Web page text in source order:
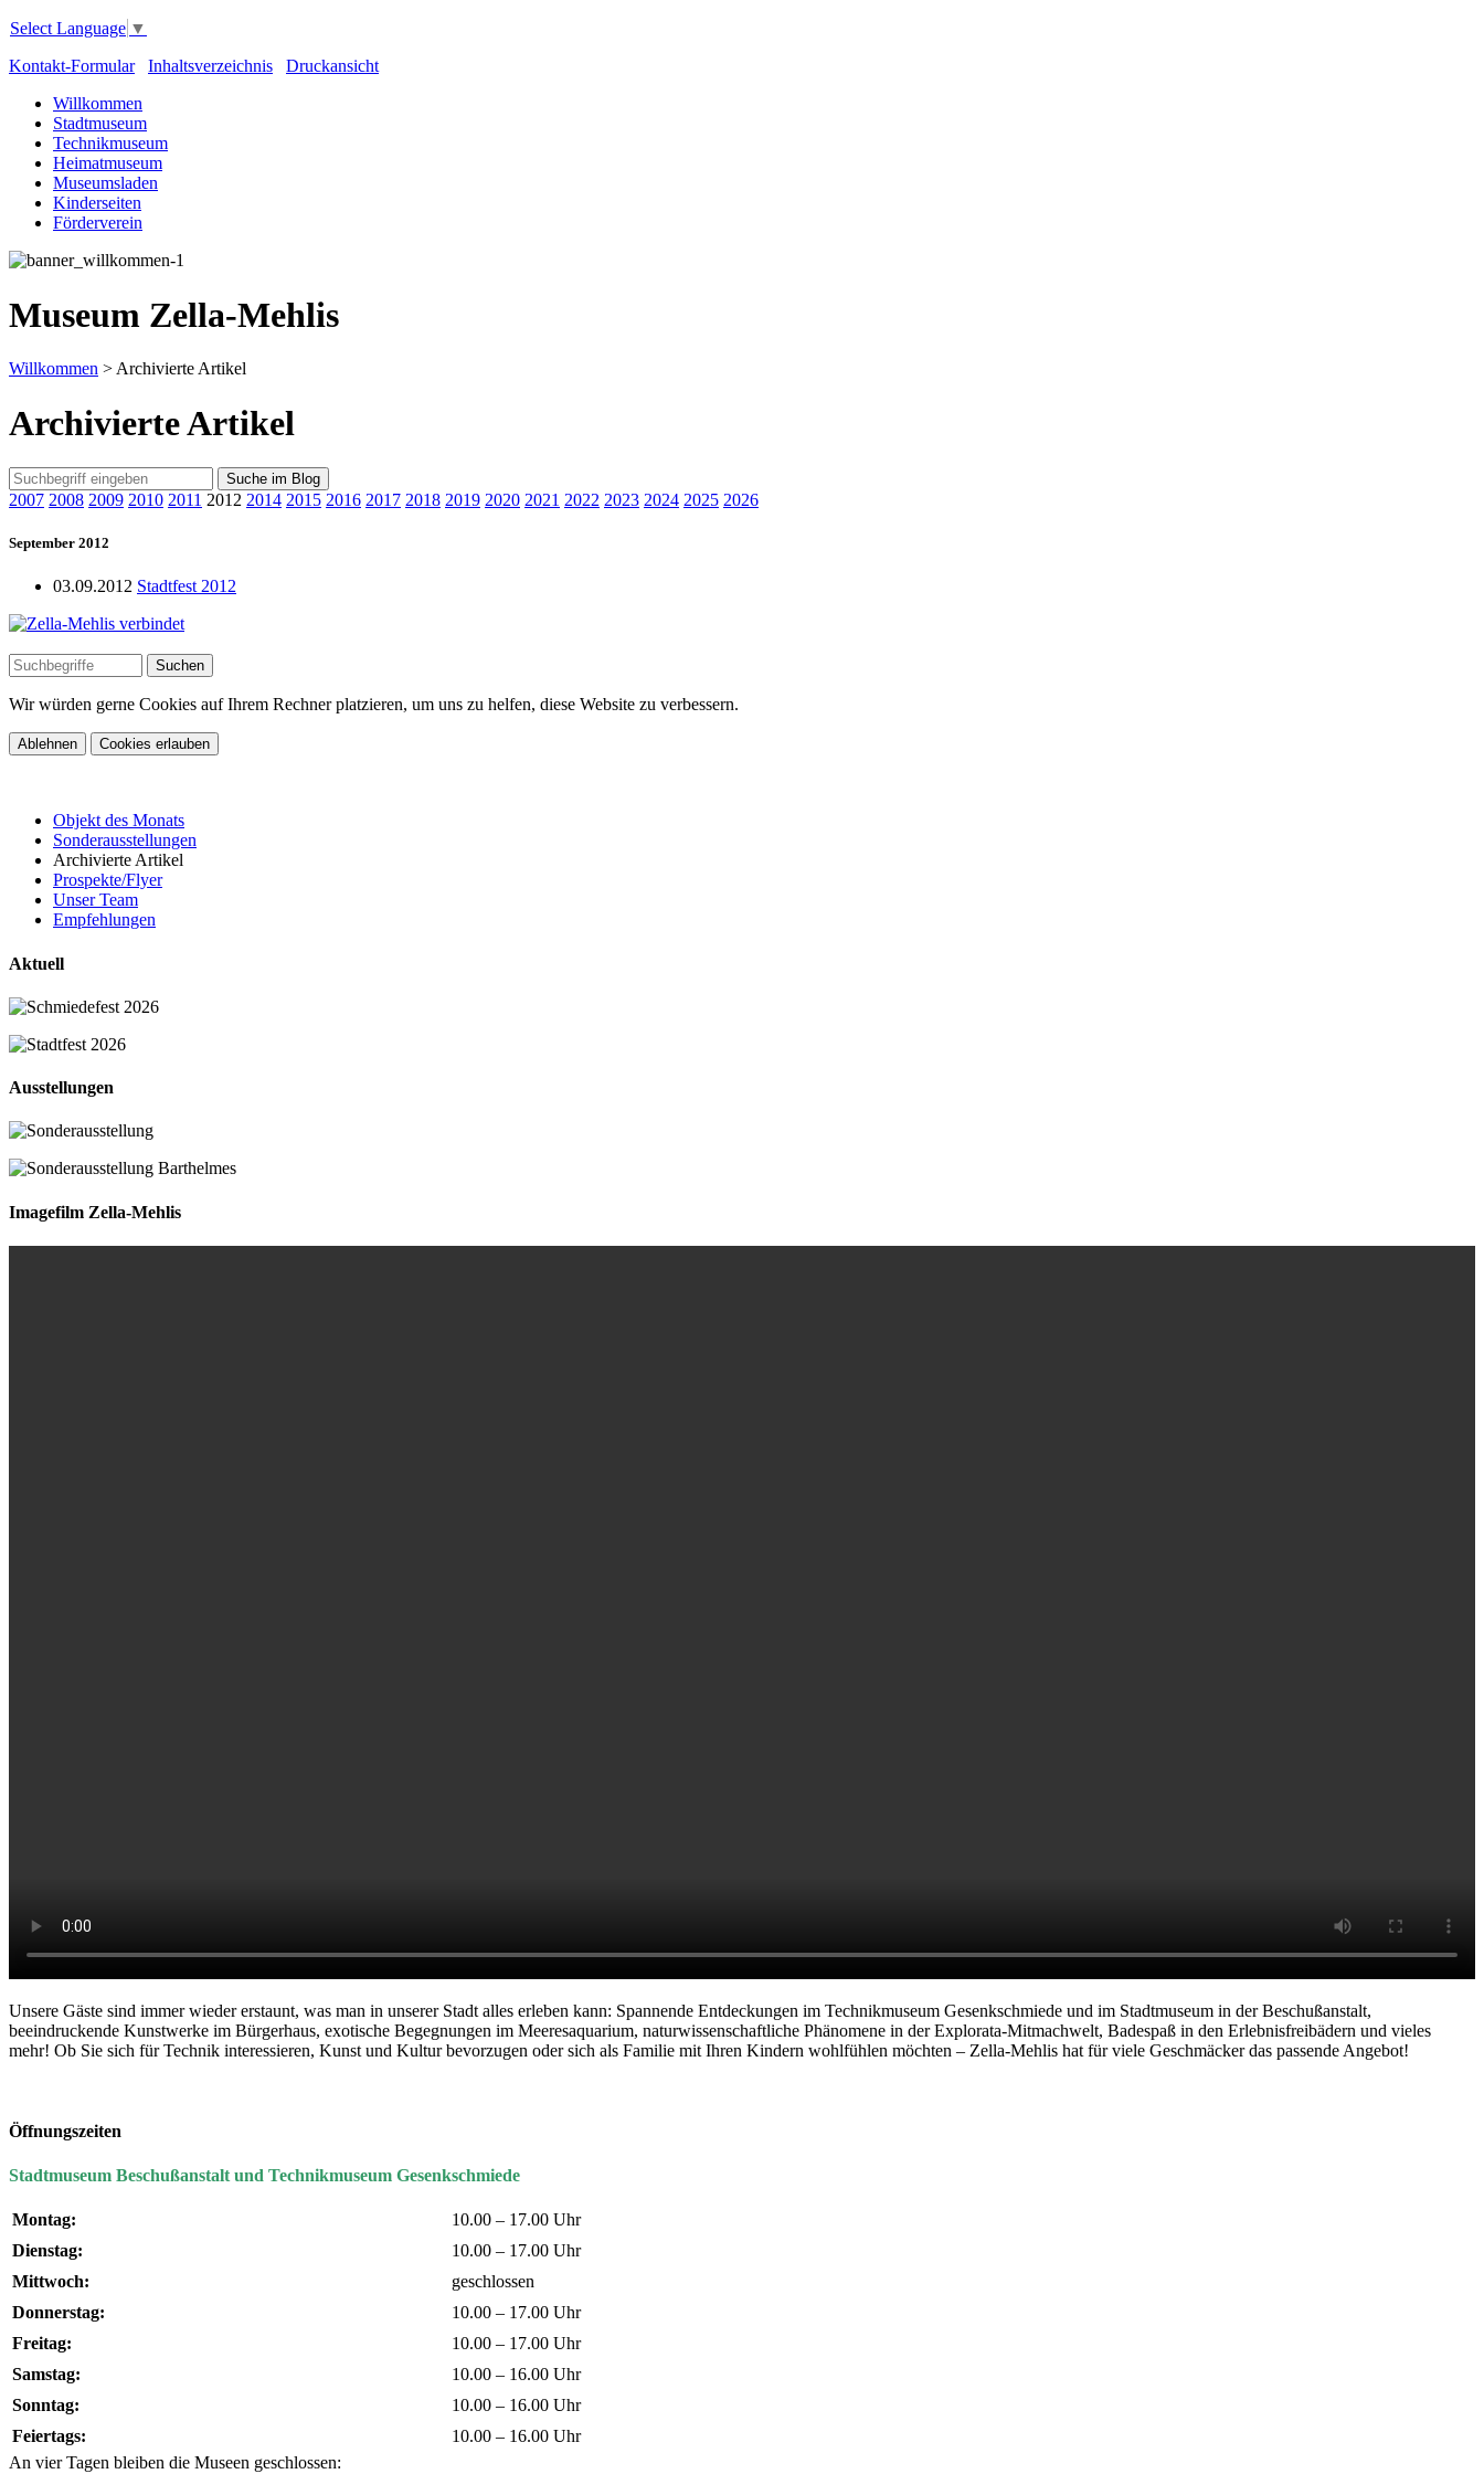
Select Language ▼
Kontakt-Formular
Inhaltsverzeichnis
Druckansicht
Willkommen
Stadtmuseum
Technikmuseum
Heimatmuseum
Museumsladen
Kinderseiten
Förderverein
Museum Zella-Mehlis
Willkommen > Archivierte Artikel
Archivierte Artikel
Suche im Blog
2007 2008 2009 2010 2011 2012 2014 2015 2016 2017 2018 2019 2020 2021 2022 2023 2024 2025 2026
September 2012
03.09.2012 Stadtfest 2012
Wir würden gerne Cookies auf Ihrem Rechner platzieren, um uns zu helfen, diese Website zu verbessern.
Ablehnen Cookies erlauben
Objekt des Monats
Sonderausstellungen
Archivierte Artikel
Prospekte/Flyer
Unser Team
Empfehlungen
Aktuell
Ausstellungen
Imagefilm Zella-Mehlis
Unsere Gäste sind immer wieder erstaunt, was man in unserer Stadt alles erleben kann: Spannende Entdeckungen im Technikmuseum Gesenkschmiede und im Stadtmuseum in der Beschußanstalt,
beeindruckende Kunstwerke im Bürgerhaus, exotische Begegnungen im Meeresaquarium, naturwissenschaftliche Phänomene in der Explorata-Mitmachwelt, Badespaß in den Erlebnisfreibädern und vieles
mehr! Ob Sie sich für Technik interessieren, Kunst und Kultur bevorzugen oder sich als Familie mit Ihren Kindern wohlfühlen möchten – Zella-Mehlis hat für viele Geschmäcker das passende Angebot!
Öffnungszeiten
Stadtmuseum Beschußanstalt und Technikmuseum Gesenkschmiede
Montag:
10.00 – 17.00 Uhr
Dienstag:
10.00 – 17.00 Uhr
Mittwoch:
geschlossen
Donnerstag:
10.00 – 17.00 Uhr
Freitag:
10.00 – 17.00 Uhr
Samstag:
10.00 – 16.00 Uhr
Sonntag:
10.00 – 16.00 Uhr
Feiertags:
10.00 – 16.00 Uhr
An vier Tagen bleiben die Museen geschlossen: